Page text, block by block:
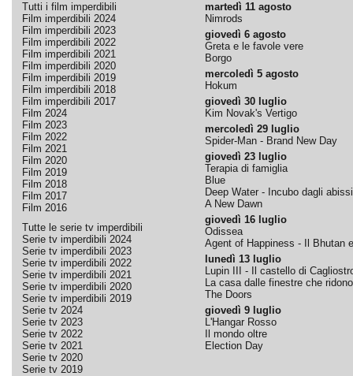
Tutti i film imperdibili
Film imperdibili 2024
Film imperdibili 2023
Film imperdibili 2022
Film imperdibili 2021
Film imperdibili 2020
Film imperdibili 2019
Film imperdibili 2018
Film imperdibili 2017
Film 2024
Film 2023
Film 2022
Film 2021
Film 2020
Film 2019
Film 2018
Film 2017
Film 2016
Tutte le serie tv imperdibili
Serie tv imperdibili 2024
Serie tv imperdibili 2023
Serie tv imperdibili 2022
Serie tv imperdibili 2021
Serie tv imperdibili 2020
Serie tv imperdibili 2019
Serie tv 2024
Serie tv 2023
Serie tv 2022
Serie tv 2021
Serie tv 2020
Serie tv 2019
martedì 11 agosto
Nimrods
giovedì 6 agosto
Greta e le favole vere
Borgo
mercoledì 5 agosto
Hokum
giovedì 30 luglio
Kim Novak's Vertigo
mercoledì 29 luglio
Spider-Man - Brand New Day
giovedì 23 luglio
Terapia di famiglia
Blue
Deep Water - Incubo dagli abissi
A New Dawn
giovedì 16 luglio
Odissea
Agent of Happiness - Il Bhutan
lunedì 13 luglio
Lupin III - Il castello di
La casa dalle finestre che ridono
The Doors
giovedì 9 luglio
L'Hangar Rosso
Il mondo oltre
Election Day